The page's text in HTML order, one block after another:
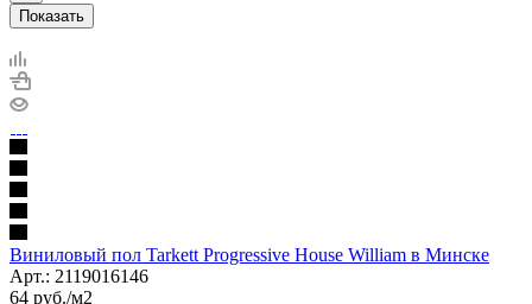
Показать
Виниловый пол Tarkett Progressive House William в Минске
Арт.: 2119016146
64 руб./м2